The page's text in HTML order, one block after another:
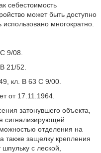
себестоимость
может быть доступно
многократно.
9/08.
21/52.
кл. В 63 С 9/00.
от 17.11.1964.
затонувшего объекта,
сигнализирующей
отделения на
также защелку крепления
с леской,